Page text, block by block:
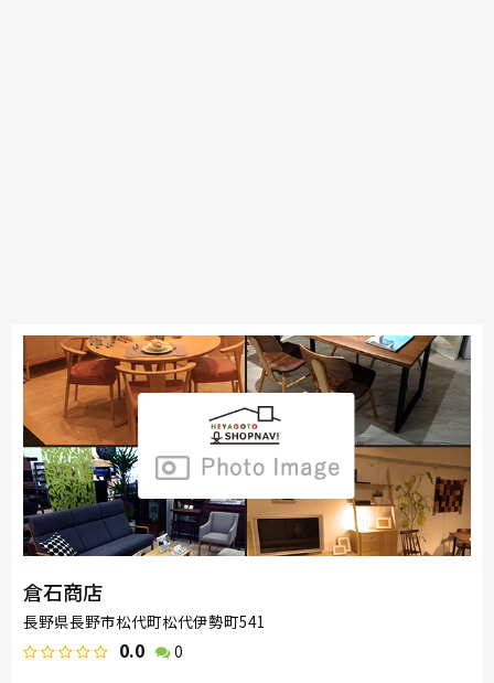
倉石商店
長野県長野市松代町松代伊勢町541
0.0 0